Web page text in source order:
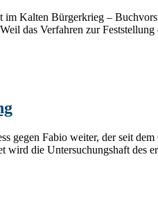
Kalten Bürgerkrieg –
das Verfahren zur
gegen Fabio weiter, der seit
die Untersuchungshaft des